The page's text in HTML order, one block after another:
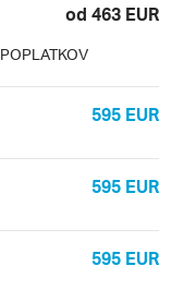
od 463 EUR
595 EUR
595 EUR
595 EUR